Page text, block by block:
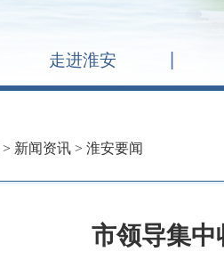
走进淮安
> 新闻资讯 > 淮安要闻
市领导集中